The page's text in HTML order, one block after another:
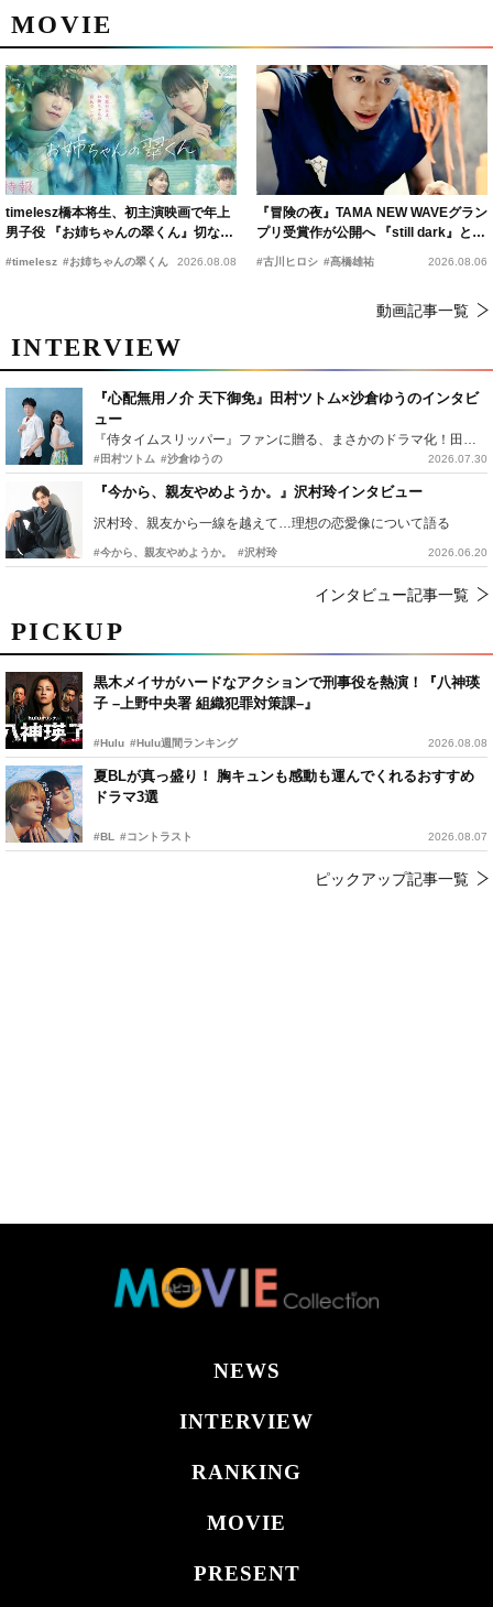
PICKUP
黒木メイサがハードなアクションで刑事役を熱演！『八神瑛
子 –上野中央署 組織犯罪対策課–』
#Hulu #Hulu週間ランキング 2026.08.08
夏BLが真っ盛り！ 胸キュンも感動も運んでくれるおすすめ
ドラマ3選
#BL #コントラスト 2026.08.07
ピックアップ記事一覧
MOVIE
timelesz橋本将生、初主演映画で年上
男子役 『お姉ちゃんの翠くん』切ない
恋の幕開けを予感
#timelesz #お姉ちゃんの翠くん 2026.08.08
『冒険の夜』TAMA NEW WAVEグラン
プリ受賞作が公開へ 『still dark』と同
時上映決定
#古川ヒロシ #髙橋雄祐 2026.08.06
動画記事一覧
INTERVIEW
『心配無用ノ介 天下御免』田村ツトム×沙倉ゆうのインタビ
ュー
『侍タイムスリッパー』ファンに贈る、まさかのドラマ化！田村ツトム×沙倉ゆうのが語る『心配無用ノ介』撮影秘話
#田村ツトム #沙倉ゆうの 2026.07.30
『今から、親友やめようか。』沢村玲インタビュー
沢村玲、親友から一線を越えて…理想の恋愛像について語る
#今から、親友やめようか。 #沢村玲 2026.06.20
インタビュー記事一覧
NEWS
INTERVIEW
RANKING
MOVIE
PRESENT